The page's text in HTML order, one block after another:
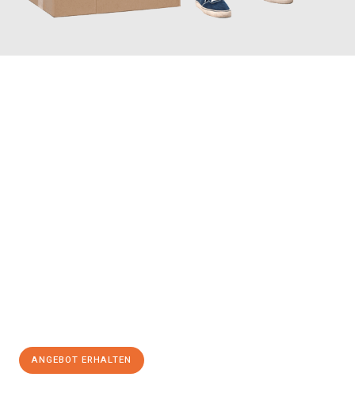
ANGEBOT ERHALTEN